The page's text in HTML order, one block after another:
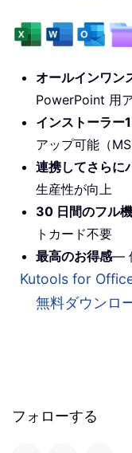
オールインワン
PowerPoint 用
インストーラー
アップ可能（
連携してさらに
生産性が向上
30 日間のフル
トカード不要
最高のお得感—
Kutools for
無料ダウンロ
フォローする